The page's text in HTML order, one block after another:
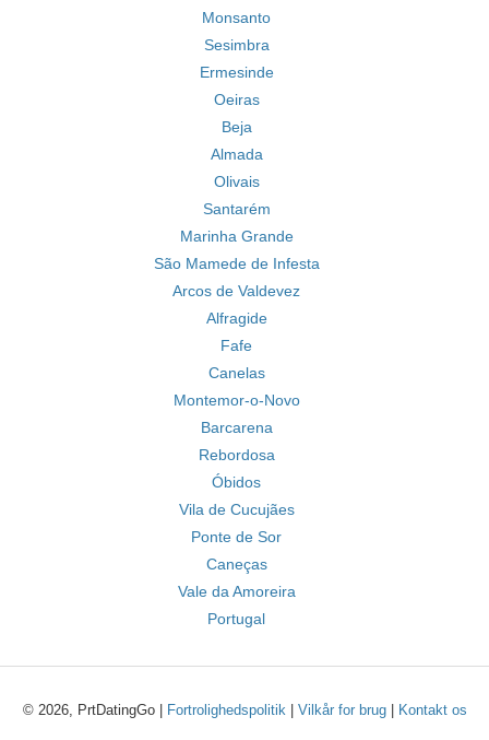
Monsanto
Sesimbra
Ermesinde
Oeiras
Beja
Almada
Olivais
Santarém
Marinha Grande
São Mamede de Infesta
Arcos de Valdevez
Alfragide
Fafe
Canelas
Montemor-o-Novo
Barcarena
Rebordosa
Óbidos
Vila de Cucujães
Ponte de Sor
Caneças
Vale da Amoreira
Portugal
© 2026, PrtDatingGo | Fortrolighedspolitik| Vilkår for brug| Kontakt os